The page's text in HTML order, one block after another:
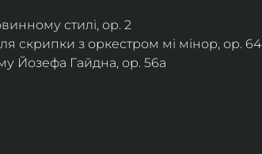
стилі, ор. 2
скрипки з оркестром мі мінор, ор. 64
Йозефа Гайдна, ор. 56a